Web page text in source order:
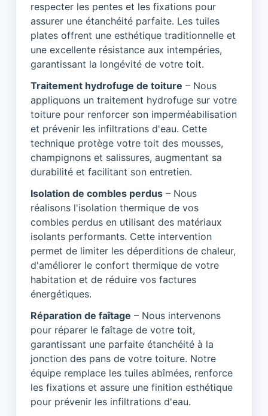
respecter les pentes et les fixations pour
assurer une étanchéité parfaite. Les tuiles
plates offrent une esthétique traditionnelle et
une excellente résistance aux intempéries,
garantissant la longévité de votre toit.
Traitement hydrofuge de toiture – Nous
appliquons un traitement hydrofuge sur votre
toiture pour renforcer son imperméabilisation
et prévenir les infiltrations d'eau. Cette
technique protège votre toit des mousses,
champignons et salissures, augmentant sa
durabilité et facilitant son entretien.
Isolation de combles perdus – Nous
réalisons l'isolation thermique de vos
combles perdus en utilisant des matériaux
isolants performants. Cette intervention
permet de limiter les déperditions de chaleur,
d'améliorer le confort thermique de votre
habitation et de réduire vos factures
énergétiques.
Réparation de faîtage – Nous intervenons
pour réparer le faîtage de votre toit,
garantissant une parfaite étanchéité à la
jonction des pans de votre toiture. Notre
équipe remplace les tuiles abîmées, renforce
les fixations et assure une finition esthétique
pour prévenir les infiltrations d'eau.